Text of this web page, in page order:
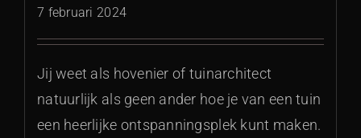
7 februari 2024
Jij weet als hovenier of tuinarchitect
natuurlijk als geen ander hoe je van een tuin
een heerlijke ontspanningsplek kunt maken.